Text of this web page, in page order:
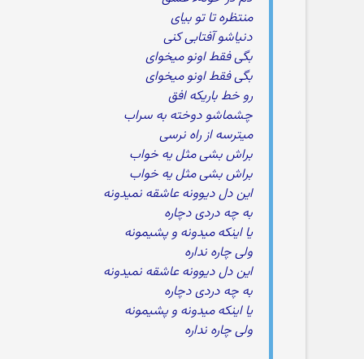
منتظره تا تو بیای
دنیاشو آفتابی کنی
بگی فقط اونو میخوای
بگی فقط اونو میخوای
رو خط باریکه افق
چشماشو دوخته به سراب
میترسه از راه نرسی
براش بشی مثل یه خواب
براش بشی مثل یه خواب
این دل دیوونه عاشقه نمیدونه
به چه دردی دچاره
یا اینکه میدونه و پشیمونه
ولی چاره نداره
این دل دیوونه عاشقه نمیدونه
به چه دردی دچاره
یا اینکه میدونه و پشیمونه
ولی چاره نداره